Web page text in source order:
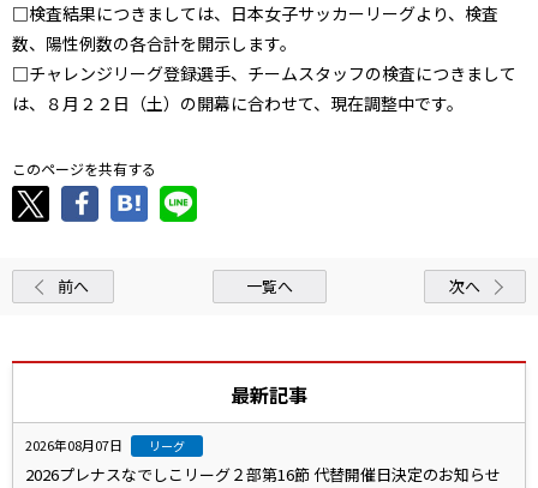
□検査結果につきましては、日本女子サッカーリーグより、検査
数、陽性例数の各合計を開示します。
□チャレンジリーグ登録選手、チームスタッフの検査につきまして
は、８月２２日（土）の開幕に合わせて、現在調整中です。
このページを共有する
前へ 一覧へ 次へ
最新記事
2026年08月07日 リーグ
2026プレナスなでしこリーグ２部第16節 代替開催日決定のお知らせ